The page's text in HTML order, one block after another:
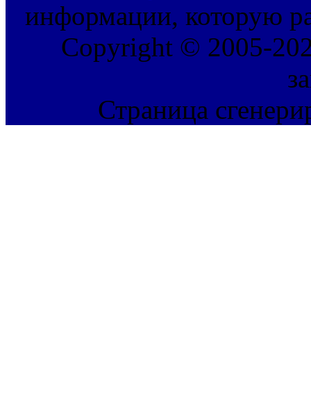
информации, которую
Copyright © 2005-
Страница